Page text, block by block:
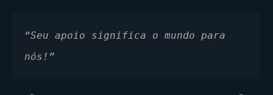
“Seu apoio significa o mundo para
nós!”